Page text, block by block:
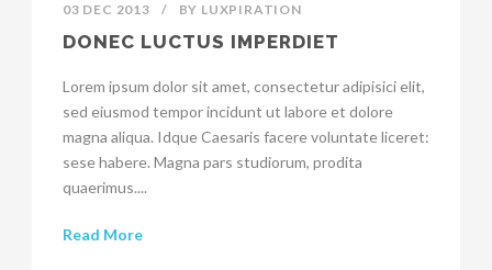
03 DEC 2013 / BY LUXPIRATION
DONEC LUCTUS IMPERDIET
Lorem ipsum dolor sit amet, consectetur adipisici elit,
sed eiusmod tempor incidunt ut labore et dolore
magna aliqua. Idque Caesaris facere voluntate liceret:
sese habere. Magna pars studiorum, prodita
quaerimus....
Read More